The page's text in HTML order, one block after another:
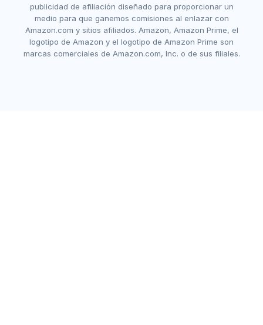
publicidad de afiliación diseñado para proporcionar un
medio para que ganemos comisiones al enlazar con
Amazon.com y sitios afiliados. Amazon, Amazon Prime, el
logotipo de Amazon y el logotipo de Amazon Prime son
marcas comerciales de Amazon.com, Inc. o de sus filiales.